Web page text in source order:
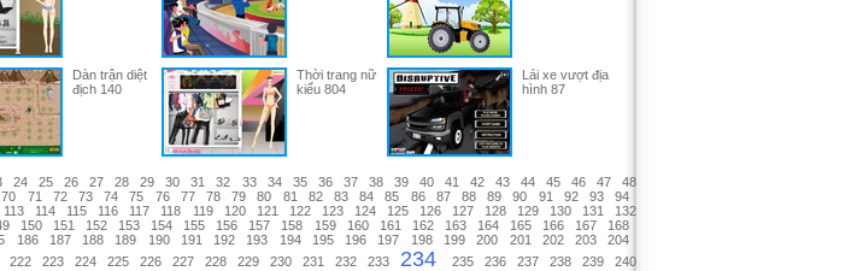
Dàn trận diệt
địch 140
Thời trang nữ
kiểu 804
Lái xe vượt địa
hình 87
24 25 26 27 28 29 30 31 32 33 34 35 36 37 38 39 40 41 42 43 44 45 46 47
48
70 71 72 73 74 75 76 77 78 79 80 81 82 83 84 85 86 87 88 89 90 91 92 93
94
113 114 115 116 117 118 119 120 121 122 123 124 125 126 127 128 129 130 131
132
150 151 152 153 154 155 156 157 158 159 160 161 162 163 164 165 166 167
168
186 187 188 189 190 191 192 193 194 195 196 197 198 199 200 201 202 203
204
222 223 224 225 226 227 228 229 230 231 232 233 234 235 236 237 238 239 240